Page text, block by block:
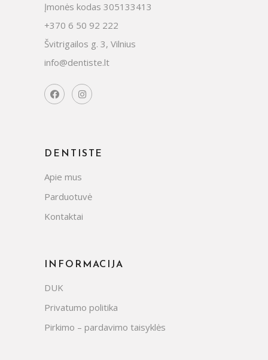
Įmonės kodas 305133413
+370 6 50 92 222
Švitrigailos g. 3, Vilnius
info@dentiste.lt
DENTISTE
Apie mus
Parduotuvė
Kontaktai
INFORMACIJA
DUK
Privatumo politika
Pirkimo – pardavimo taisyklės